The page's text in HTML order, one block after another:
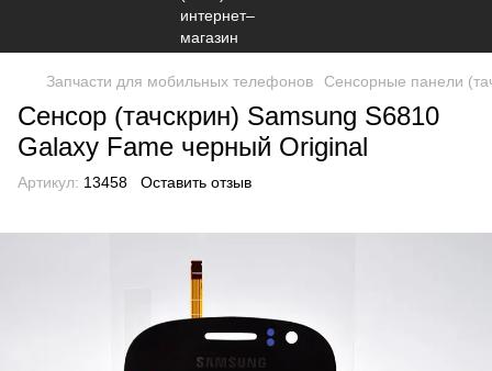
Запчасти для мобильных телефонов Сенсорные панели
Сенсор (тачскрин) Samsung S6810
Galaxy Fame черный Original
Артикул: 13458 Оставить отзыв